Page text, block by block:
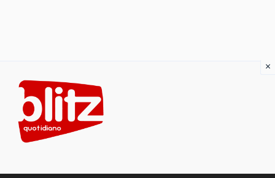
content
×